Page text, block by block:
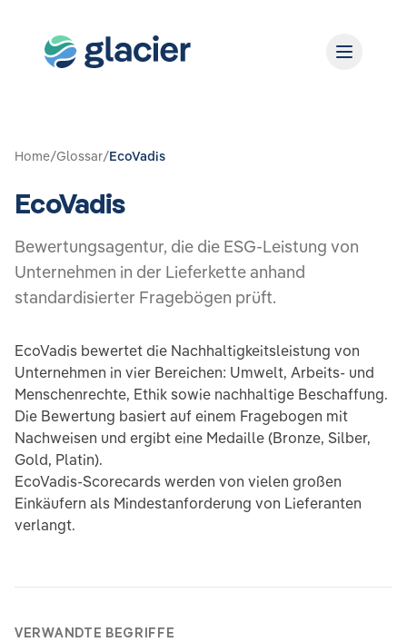
Home/Glossar/EcoVadis
EcoVadis
Bewertungsagentur, die die ESG-Leistung von
Unternehmen in der Lieferkette anhand
standardisierter Fragebögen prüft.
EcoVadis bewertet die Nachhaltigkeitsleistung von
Unternehmen in vier Bereichen: Umwelt, Arbeits- und
Menschenrechte, Ethik sowie nachhaltige Beschaffung.
Die Bewertung basiert auf einem Fragebogen mit
Nachweisen und ergibt eine Medaille (Bronze, Silber,
Gold, Platin).
EcoVadis-Scorecards werden von vielen großen
Einkäufern als Mindestanforderung von Lieferanten
verlangt.
VERWANDTE BEGRIFFE